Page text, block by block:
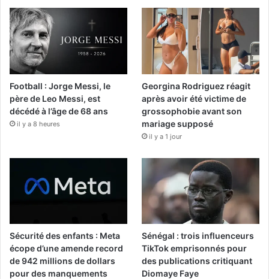
Football : Jorge Messi, le
père de Leo Messi, est
décédé à l’âge de 68 ans
il y a 8 heures
Georgina Rodriguez réagit
après avoir été victime de
grossophobie avant son
mariage supposé
il y a 1 jour
Sécurité des enfants : Meta
écope d’une amende record
de 942 millions de dollars
pour des manquements
Sénégal : trois influenceurs
TikTok emprisonnés pour
des publications critiquant
Diomaye Faye